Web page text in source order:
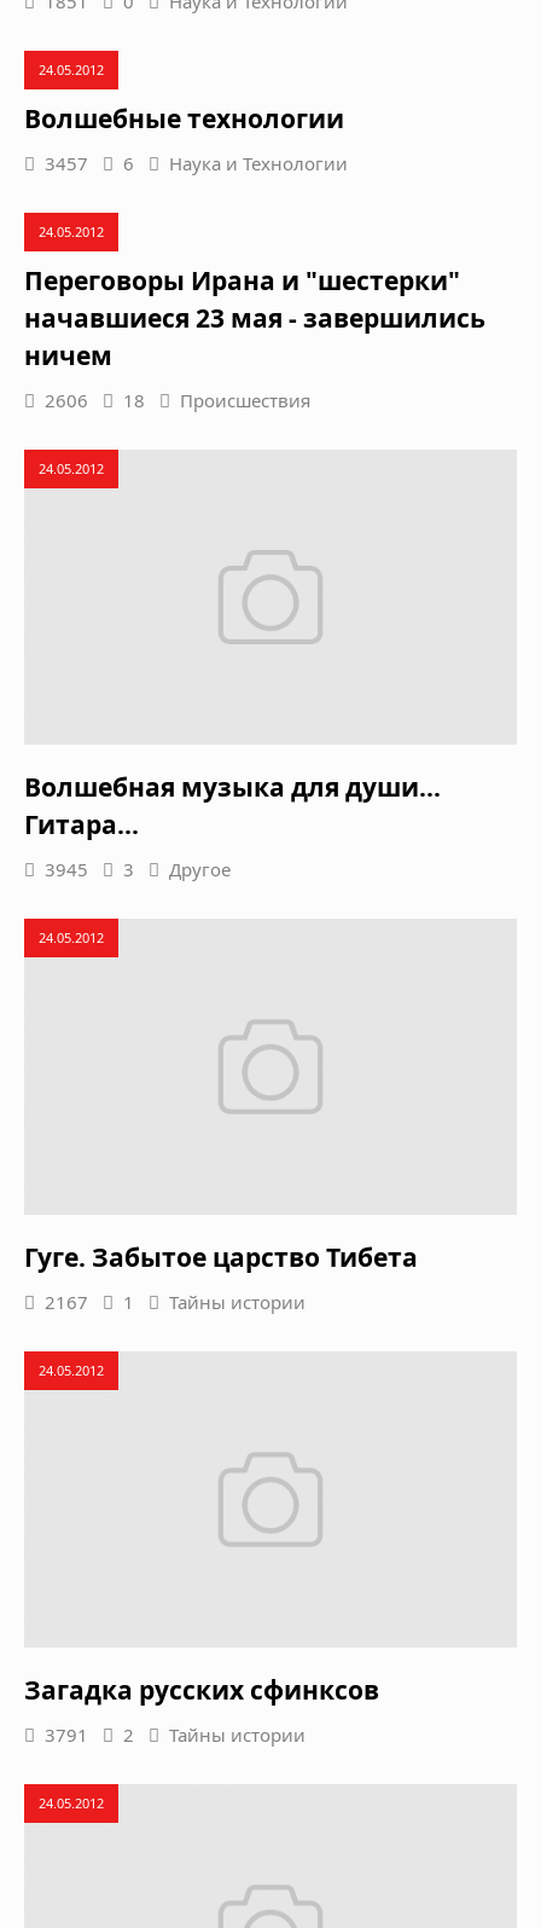
24.05.2012
Волшебные технологии
3457 6 Наука и Технологии
24.05.2012
Переговоры Ирана и "шестерки"
начавшиеся 23 мая - завершились
ничем
2606 18 Происшествия
24.05.2012
Волшебная музыка для души...
Гитара...
3945 3 Другое
24.05.2012
Гуге. Забытое царство Тибета
2167 1 Тайны истории
24.05.2012
Загадка русских сфинксов
3791 2 Тайны истории
24.05.2012